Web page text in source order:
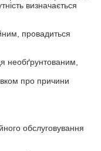
про причини
обслуговування